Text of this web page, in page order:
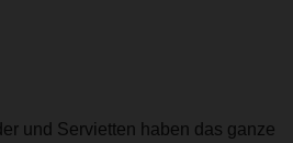
und Servietten haben das ganze